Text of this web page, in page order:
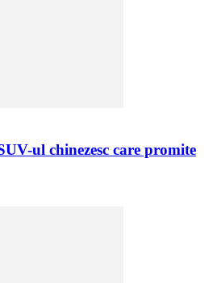
ul chinezesc care promite